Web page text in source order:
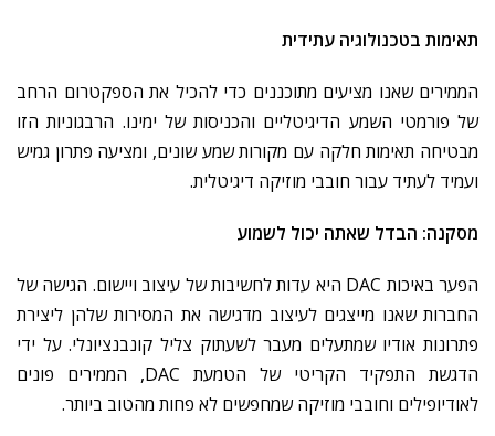
תאימות בטכנולוגיה עתידית
הממירים שאנו מציעים מתוכננים כדי להכיל את הספקטרום הרחב
של פורמטי השמע הדיגיטליים והכניסות של ימינו. הרבגוניות הזו
מבטיחה תאימות חלקה עם מקורות שמע שונים, ומציעה פתרון גמיש
ועמיד לעתיד עבור חובבי מוזיקה דיגיטלית.
מסקנה: הבדל שאתה יכול לשמוע
הפער באיכות היא עדות לחשיבות של עיצוב ויישום. הגישה של
החברות שאנו מייצגים לעיצוב מדגישה את המסירות שלהן ליצירת
פתרונות אודיו שמתעלים מעבר לשעתוק צליל קונבנציונלי.על ידי
הדגשת התפקיד הקריטי של הטמעת הממירים
פונים
לאודיופילים וחובבי מוזיקה שמחפשים לא פחות מהטוב ביותר.